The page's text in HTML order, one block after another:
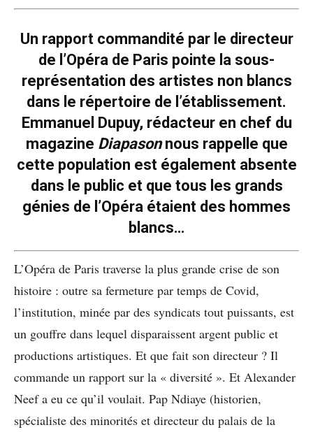
Un rapport commandité par le directeur
de l’Opéra de Paris pointe la sous-
représentation des artistes non blancs
dans le répertoire de l’établissement.
Emmanuel Dupuy, rédacteur en chef du
magazine Diapasonnous rappelle que
cette population est également absente
dans le public et que tous les grands
génies de l’Opéra étaient des hommes
blancs…
L’Opéra de Paris traverse la plus grande crise de son
histoire : outre sa fermeture par temps de Covid,
l’institution, minée par des syndicats tout puissants, est
un gouffre dans lequel disparaissent argent public et
productions artistiques. Et que fait son directeur ? Il
commande un rapport sur la « diversité ». Et Alexander
Neef a eu ce qu’il voulait. Pap Ndiaye (historien,
spécialiste des minorités et directeur du palais de la